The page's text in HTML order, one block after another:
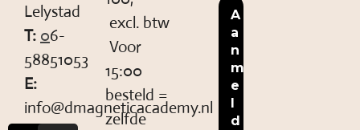
Lelystad
T: 06-
58851053
E:
info@dmagneticacademy.nl
excl. btw
Voor
15:00
besteld =
zelfde